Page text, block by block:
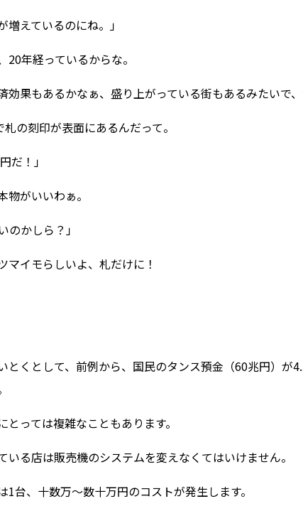
増えているのにね。」
20年経っているからな。
効果もあるかなぁ、盛り上がっている街もあるみたいで
の刻印が表面にあるんだって。
だ！」
物がいいわぁ。
のかしら？」
マイモらしいよ、札だけに！
とくとして、前例から、国民のタンス預金（60兆円）が
とっては複雑なこともあります。
いる店は販売機のシステムを変えなくてはいけません。
1台、十数万～数十万円のコストが発生します。